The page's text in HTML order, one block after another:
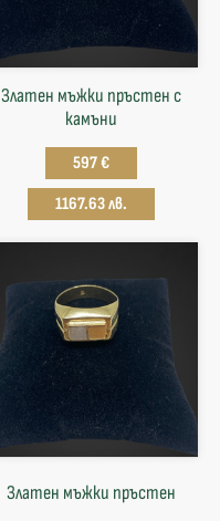
Златен мъжки пръстен с
камъни
597 €
1167.63 лв.
Златен мъжки пръстен